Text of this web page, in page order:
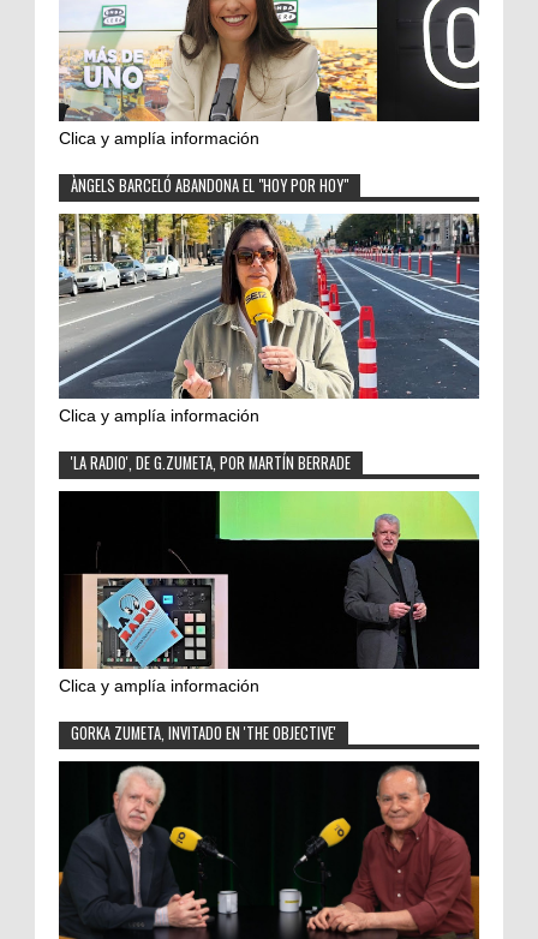
Clica y amplía información
ÀNGELS BARCELÓ ABANDONA EL "HOY POR HOY"
Clica y amplía información
'LA RADIO', DE G.ZUMETA, POR MARTÍN BERRADE
Clica y amplía información
GORKA ZUMETA, INVITADO EN 'THE OBJECTIVE'